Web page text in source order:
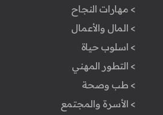
> مهارات النجاح
> المال والأعمال
> اسلوب حياة
> التطور المهني
> طب وصحة
> الأسرة والمجتمع